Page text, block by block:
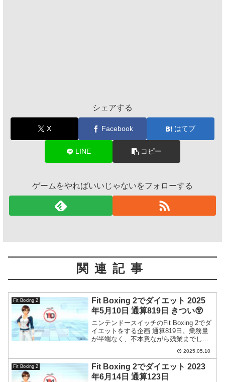
シェアする
X Facebook はてブ
LINE コピー
ゲームをやればいいじゃないをフォローする
関連記事
Fit Boxing 2
Fit Boxing 2でダイエット 2025
年5月10日 通算819日 きつい😵
ニンテンドースイッチのFit Boxing 2でダ
イエットをする企画 通算819日。業務量
が半端なく、不本意ながら残業までして
2025.05.10
Fit Boxing 2
Fit Boxing 2でダイエット 2023
年6月14日 通算123日